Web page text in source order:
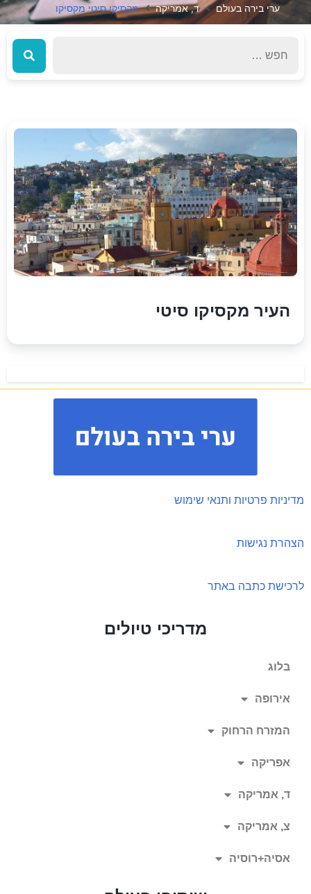
ערי בירה בעולם ד, אמריקה מקסיקו סיטי מקסיקו
העיר מקסיקו סיטי
מדיניות פרטיות ותנאי שימוש
הצהרת נגישות
לרכישת כתבה באתר
מדריכי טיולים
בלוג
אירופה
המזרח הרחוק
אפריקה
ד, אמריקה
צ, אמריקה
אסיה+רוסיה